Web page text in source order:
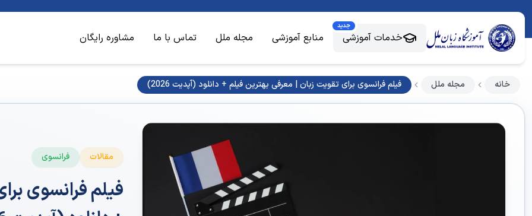
خدمات آموزشی
جدید
منابع آموزشی مجله ملل تماس با ما مشاوره رایگان
خانه مجله ملل فیلم فرانسوی برای تقویت زبان | معرفی بهترین فیلم + دانلود (آپدیت 2026)
مقالات فرانسوی
فیلم فرانسوی